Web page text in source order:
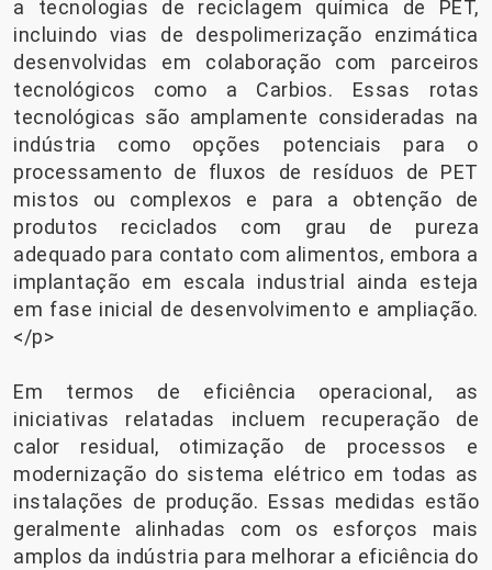
a tecnologias de reciclagem química de PET,
incluindo vias de despolimerização enzimática
desenvolvidas em colaboração com parceiros
tecnológicos como a Carbios. Essas rotas
tecnológicas são amplamente consideradas na
indústria como opções potenciais para o
processamento de fluxos de resíduos de PET
mistos ou complexos e para a obtenção de
produtos reciclados com grau de pureza
adequado para contato com alimentos, embora a
implantação em escala industrial ainda esteja
em fase inicial de desenvolvimento e ampliação.
</p>
Em termos de eficiência operacional, as
iniciativas relatadas incluem recuperação de
calor residual, otimização de processos e
modernização do sistema elétrico em todas as
instalações de produção. Essas medidas estão
geralmente alinhadas com os esforços mais
amplos da indústria para melhorar a eficiência do